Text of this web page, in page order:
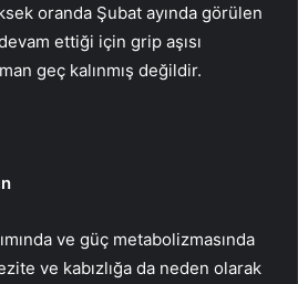
oranda Şubat ayında görülen
ettiği için grip aşısı
geç kalınmış değildir.
ve güç metabolizmasında
ve kabızlığa da neden olarak